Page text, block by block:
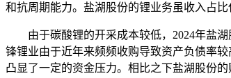
和抗周期能力。盐湖股份的锂业务虽收入占
由于碳酸锂的开采成本较低，2024年盐
锋锂业由于近年来频频收购导致资产负债率较
凸显了一定的资金压力。相比之下盐湖股份的